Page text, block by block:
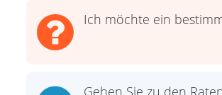
Ich möchte ein
Gehen Sie zu den